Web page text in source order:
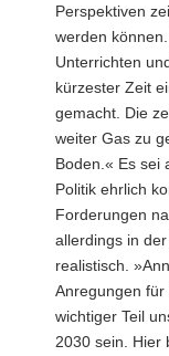
Perspektiven
werden
Unterrichten
kürzester Zeit
gemacht. Die
weiter Gas zu
Boden.« Es sei
Politik ehrlich
Forderungen
allerdings in
realistisch.
Anregungen
wichtiger Teil
2030 sein. Hier